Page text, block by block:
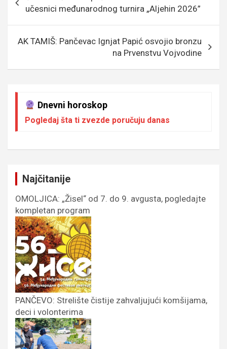
o
o
k
g
e
g
er
A
p
p
чланка
učesnici međunarodnog turnira „Aljehin 2026”
AK TAMIŠ: Pančevac Ignjat Papić osvojio bronzu
na Prvenstvu Vojvodine
Dnevni horoskop
Pogledaj šta ti zvezde poručuju danas
Najčitanije
OMOLJICA: „Žisel“ od 7. do 9. avgusta, pogledajte
kompletan program
PANČEVO: Strelište čistije zahvaljujući komšijama,
deci i volonterima